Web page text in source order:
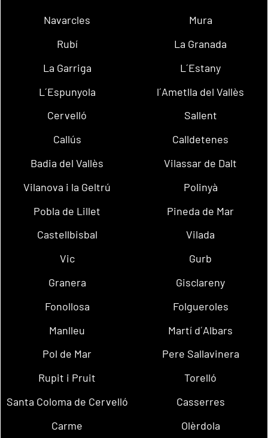
Navarcles
Mura
Rubí
La Granada
La Garriga
L´Estany
L´Espunyola
l´Ametlla del Vallès
Cervelló
Sallent
Callús
Calldetenes
Badia del Vallès
Vilassar de Dalt
Vilanova i la Geltrú
Polinyà
Pobla de Lillet
Pineda de Mar
Castellbisbal
Vilada
Vic
Gurb
Granera
Gisclareny
Fonollosa
Folgueroles
Manlleu
Martí d´Albars
Pol de Mar
Pere Sallavinera
Rupit i Pruit
Torelló
Santa Coloma de Cervelló
Casserres
Carme
Olèrdola